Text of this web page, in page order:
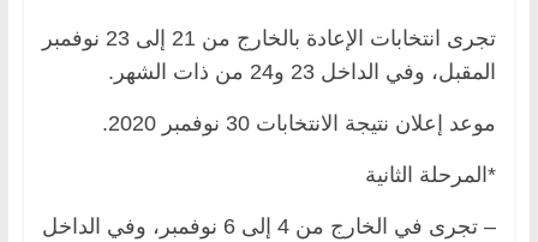
تجرى انتخابات الإعادة بالخارج من 21 إلى 23 نوفمبر
المقبل، وفي الداخل 23 و24 من ذات الشهر.
موعد إعلان نتيجة الانتخابات 30 نوفمبر 2020.
*المرحلة الثانية
– تجرى في الخارج من 4 إلى 6 نوفمبر، وفي الداخل